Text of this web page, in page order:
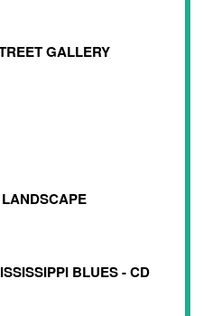
GALLERY
BLUES - CD